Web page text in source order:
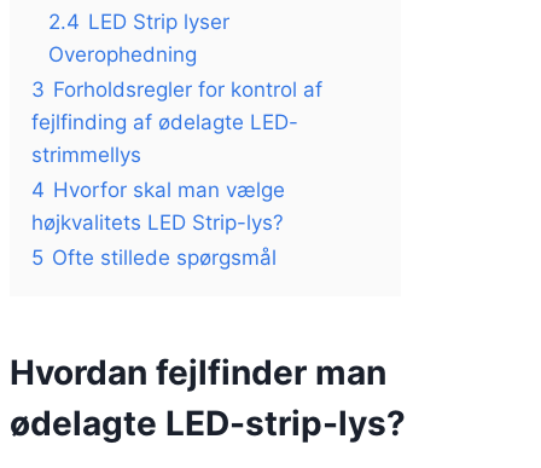
2.4 LED Strip lyser
Overophedning
3 Forholdsregler for kontrol af
fejlfinding af ødelagte LED-
strimmellys
4 Hvorfor skal man vælge
højkvalitets LED Strip-lys?
5 Ofte stillede spørgsmål
Hvordan fejlfinder man
ødelagte LED-strip-lys?